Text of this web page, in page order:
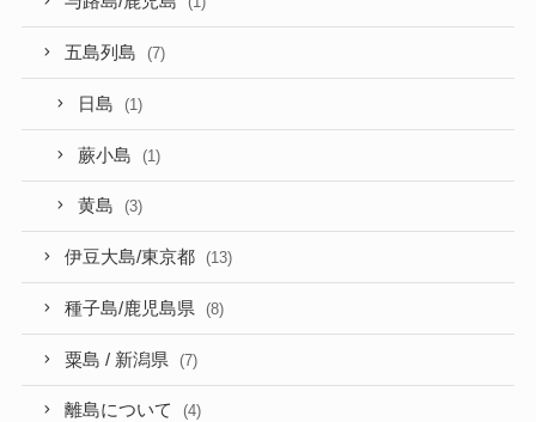
五島列島 (7)
日島 (1)
蕨小島 (1)
黄島 (3)
伊豆大島/東京都 (13)
種子島/鹿児島県 (8)
粟島 / 新潟県 (7)
離島について (4)